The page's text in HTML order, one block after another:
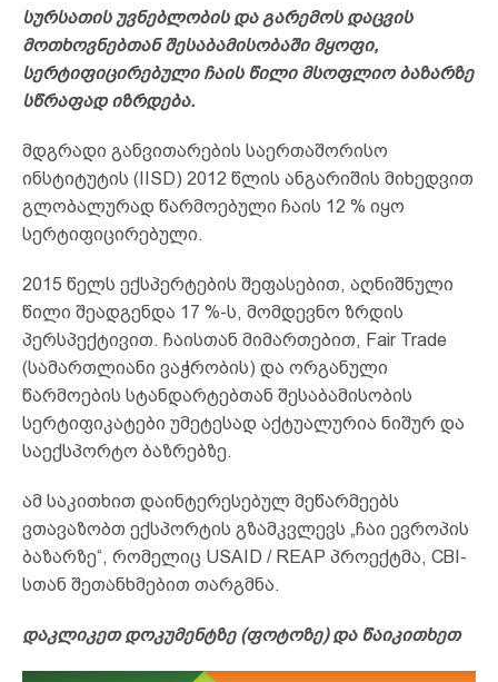
სურსათის უვნებლობის და გარემოს დაცვის
მოთხოვნებთან შესაბამისობაში მყოფი,
სერტიფიცირებული ჩაის წილი მსოფლიო ბაზარზე
სწრაფად იზრდება.
მდგრადი განვითარების საერთაშორისო
ინსტიტუტის (IISD) 2012 წლის ანგარიშის მიხედვით
გლობალურად წარმოებული ჩაის 12 % იყო
სერტიფიცირებული.
2015 წელს ექსპერტების შეფასებით, აღნიშნული
წილი შეადგენდა 17 %-ს, მომდევნო ზრდის
პერსპექტივით. ჩაისთან მიმართებით, Fair Trade
(სამართლიანი ვაჭრობის) და ორგანული
წარმოების სტანდარტებთან შესაბამისობის
სერტიფიკატები უმეტესად აქტუალურია ნიშურ და
საექსპორტო ბაზრებზე.
ამ საკითხით დაინტერესებულ მეწარმეებს
ვთავაზობთ ექსპორტის გზამკვლევს „ჩაი ევროპის
ბაზარზე“, რომელიც USAID / REAP პროექტმა, CBI-
სთან შეთანხმებით თარგმნა.
დაკლიკეთ დოკუმენტზე (ფოტოზე) და წაიკითხეთ